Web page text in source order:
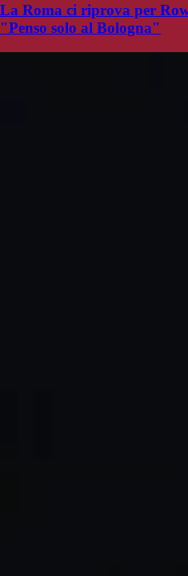
La Roma ci riprova per
"Penso solo al Bologna"